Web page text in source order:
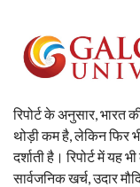
रिपोर्ट के अनुसार, भारत
थोड़ी कम है, लेकिन फिर
दर्शाती है। रिपोर्ट में यह
सार्वजनिक खर्च, उदार